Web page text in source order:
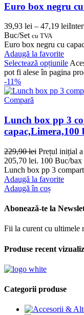
Euro box negru
39,93 lei – 47,19 lei
Buc/Set cu TVA
Euro box negru cu
Adaugă la favorite
Selectează opțiunile
pot fi alese în pagina
-11%
Compară
Lunch box pp 3
capac,Limera,100
229,90lei Prețul inițial
205,70 lei. 100 Buc/bax
Lunch box pp 3
Adaugă la favorite
Adaugă în coș
Abonează-te la
Fii la curent cu ultimele
Produse recent
Categorii produse